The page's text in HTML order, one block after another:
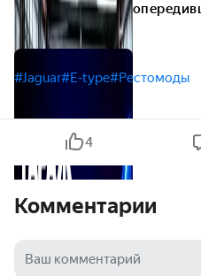
#Jaguar#E-type#Рестомоды
4
Комментарии